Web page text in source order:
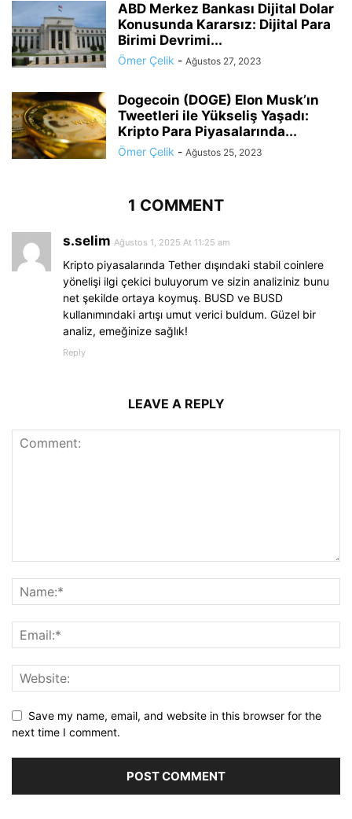
ABD Merkez Bankası Dijital Dolar
Konusunda Kararsız: Dijital Para
Birimi Devrimi...
Ömer Çelik - Ağustos 27, 2023
Dogecoin (DOGE) Elon Musk’ın
Tweetleri ile Yükseliş Yaşadı:
Kripto Para Piyasalarında...
Ömer Çelik - Ağustos 25, 2023
1 COMMENT
s.selim Ağustos 1, 2025 At 11:25 am
Kripto piyasalarında Tether dışındaki stabil coinlere
yönelişi ilgi çekici buluyorum ve sizin analiziniz bunu
net şekilde ortaya koymuş. BUSD ve BUSD
kullanımındaki artışı umut verici buldum. Güzel bir
analiz, emeğinize sağlık!
Reply
LEAVE A REPLY
Save my name, email, and website in this browser for the
next time I comment.